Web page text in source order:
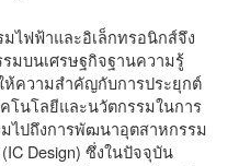
ไฟฟ้าและอิเล็กทรอนิกส์จึง
มบนเศรษฐกิจฐานความรู้
ห้ความสำคัญกับการประยุกต์
โนโลยีและนวัตกรรมในการ
ไปถึงการพัฒนาอุตสาหกรรม
Design) ซึ่งในปัจจุบัน